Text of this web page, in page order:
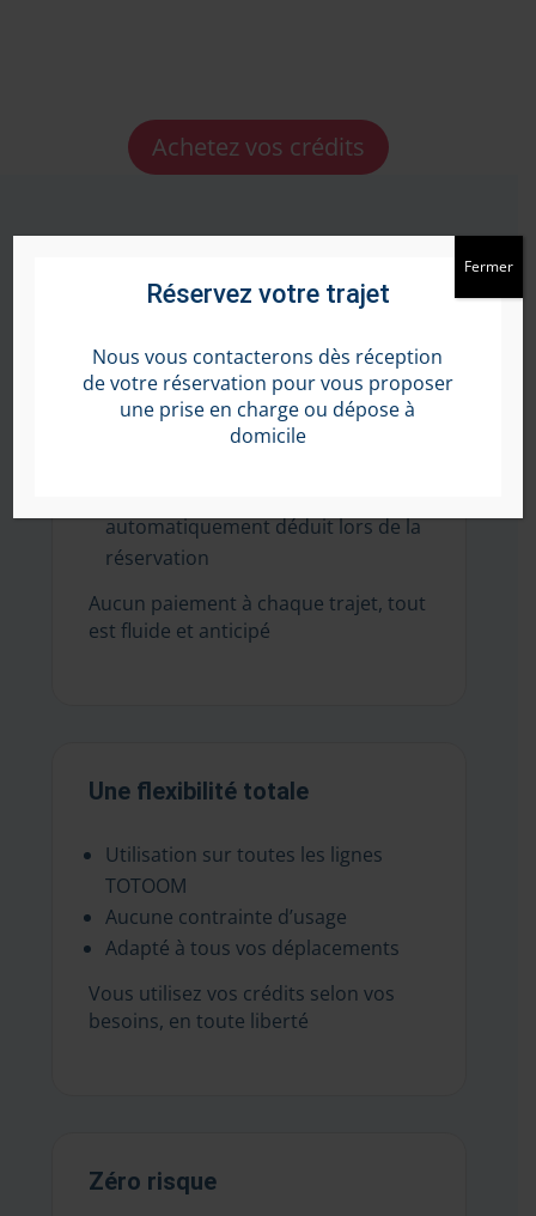
Achetez vos crédits
Un fonctionnement simple
Achetez vos crédits directement en
ligne
Ils sont ajoutés sur votre
automatiquement déduit lors de la
réservation
Aucun paiement à chaque trajet, tout
est fluide et anticipé
Une flexibilité totale
Utilisation sur toutes les lignes
TOTOOM
Aucune contrainte d’usage
Adapté à tous vos déplacements
Vous utilisez vos crédits selon vos
besoins, en toute liberté
Zéro risque
Réservez votre trajet
Nous vous contacterons dès réception
de votre réservation pour vous proposer
une prise en charge ou dépose à
domicile
Fermer